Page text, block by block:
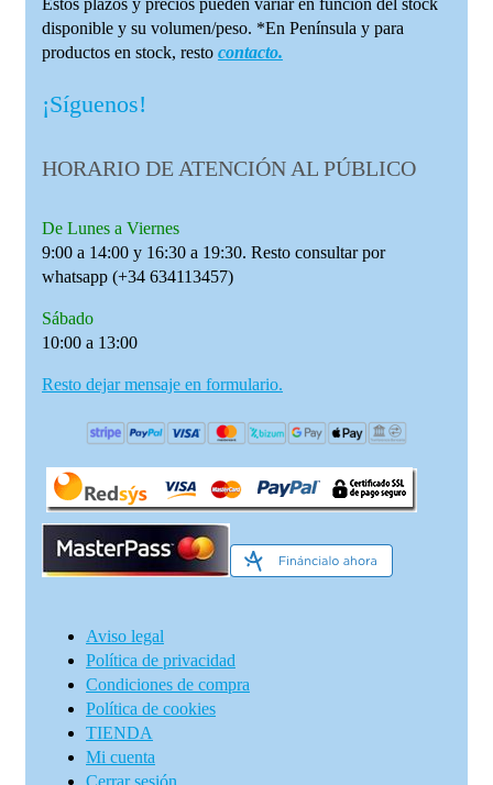
disponible y su volumen/peso. *En Península y para
productos en stock, resto contacto.
¡Síguenos!
HORARIO DE ATENCIÓN AL PÚBLICO
De Lunes a Viernes
9:00 a 14:00 y 16:30 a 19:30. Resto consultar por
whatsapp (+34 634113457)
Sábado
10:00 a 13:00
Resto dejar mensaje en formulario.
Aviso legal
Política de privacidad
Condiciones de compra
Política de cookies
TIENDA
Mi cuenta
Cerrar sesión